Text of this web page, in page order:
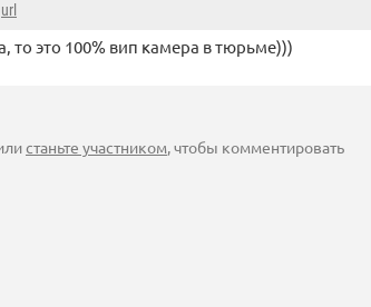
url
то это 100% вип камера в тюрьме)))
станьте участником, чтобы комментировать